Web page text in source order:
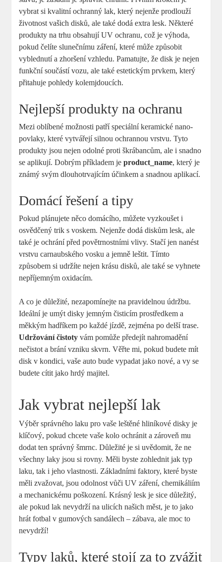
vybrat si kvalitní ochranný lak, který nejenže prodlouží
životnost vašich disků, ale také dodá extra lesk. Některé
produkty na trhu obsahují UV ochranu, což je výhoda,
pokud čelíte slunečnímu záření, které může způsobit
vyblednutí a zhoršení vzhledu. Pamatujte, že disk je nejen
funkční součástí vozu, ale také estetickým prvkem, který
přitahuje pohledy kolemjdoucích.
Nejlepší produkty na ochranu
Mezi oblíbené možnosti patří speciální keramické nano-
povlaky, které vytvářejí silnou ochrannou vrstvu. Tyto
produkty jsou nejen odolné proti škrábancům, ale i snadno
se aplikují. Dobrým příkladem jeproduct_name, který je
známý svým dlouhotrvajícím účinkem a snadnou aplikací.
Domácí řešení a tipy
Pokud plánujete něco domácího, můžete vyzkoušet i
osvědčený trik s voskem. Nejenže dodá diskům lesk, ale
také je ochrání před povětrnostními vlivy. Stačí jen nanést
vrstvu carnaubského vosku a jemně leštit. Tímto
způsobem si udržíte nejen krásu disků, ale také se vyhnete
nepříjemným oxidacím.
A co je důležité, nezapomínejte na pravidelnou údržbu.
Ideální je umýt disky jemným čisticím prostředkem a
měkkým hadříkem po každé jízdě, zejména po delší trase.
Udržování čistoty vám pomůže předejít nahromadění
nečistot a brání vzniku skvrn. Věřte mi, pokud budete mít
disk v kondici, vaše auto bude vypadat jako nové, a vy se
budete cítit jako hrdý majitel.
Jak vybrat nejlepší lak
Výběr správného laku pro vaše leštěné hliníkové disky je
klíčový, pokud chcete vaše kolo ochránit a zároveň mu
dodat ten správný šmrnc. Důležité je si uvědomit, že ne
všechny laky jsou si rovny. Měli byste zohlednit jak typ
laku, tak i jeho vlastnosti. Základními faktory, které byste
měli zvažovat, jsou odolnost vůči UV záření, chemikáliím
a mechanickému poškození. Krásný lesk je sice důležitý,
ale pokud lak nevydrží na ulicích našich měst, je to jako
hrát fotbal v gumových sandálech – zábava, ale moc to
nevydrží!
Typy laků, které stojí za to zvážit